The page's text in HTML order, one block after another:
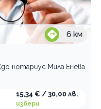
6 км
нотариус Мила Енева
15,34 € / 30,00 лв.
избери